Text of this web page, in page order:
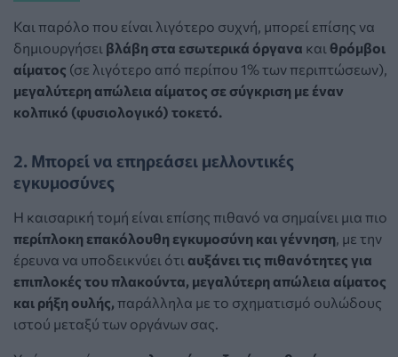
Και παρόλο που είναι λιγότερο συχνή, μπορεί επίσης να
δημιουργήσει βλάβη στα εσωτερικά όργανα και θρόμβοι
αίματος (σε λιγότερο από περίπου 1% των περιπτώσεων),
μεγαλύτερη απώλεια αίματος σε σύγκριση με έναν
κολπικό (φυσιολογικό) τοκετό.
2. Μπορεί να επηρεάσει μελλοντικές
εγκυμοσύνες
Η καισαρική τομή είναι επίσης πιθανό να σημαίνει μια πιο
περίπλοκη επακόλουθη εγκυμοσύνη και γέννηση , με την
έρευνα να υποδεικνύει ότι αυξάνει τις πιθανότητες για
επιπλοκές του πλακούντα, μεγαλύτερη απώλεια αίματος
και ρήξη ουλής, παράλληλα με το σχηματισμό ουλώδους
ιστού μεταξύ των οργάνων σας.